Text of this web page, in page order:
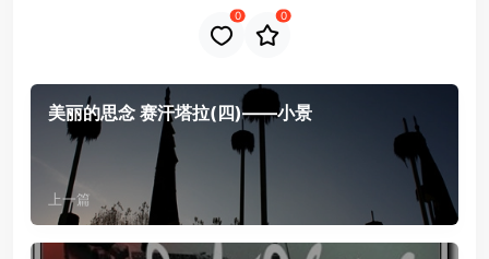
0 0
美丽的思念 赛汗塔拉(四)——小景
上一篇